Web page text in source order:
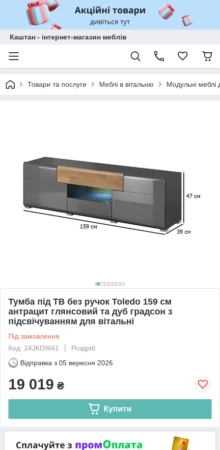
Каштан - інтернет-магазин меблів
Товари та послуги Меблі в вітальню Модульні меблі
Тумба під ТВ без ручок Toledo 159 см
антрацит глянсовий та дуб градсон з
підсвічуванням для вітальні
Під замовлення
Код: 24JKDW41
Роздріб
Відправка з 05 вересня 2026
19 019 ₴
Купити